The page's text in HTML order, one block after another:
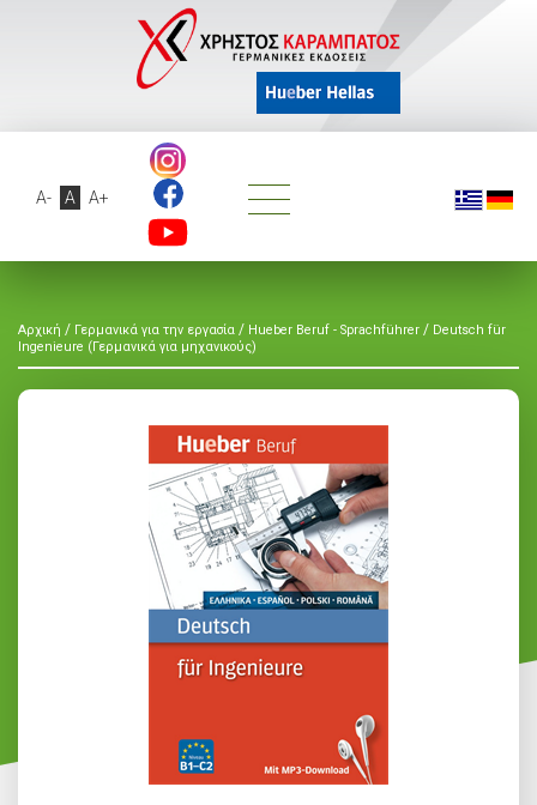
A- A A+
Αρχική / Γερμανικά για την εργασία / Hueber Beruf - Sprachführer / Deutsch für
Ingenieure (Γερμανικά για μηχανικούς)